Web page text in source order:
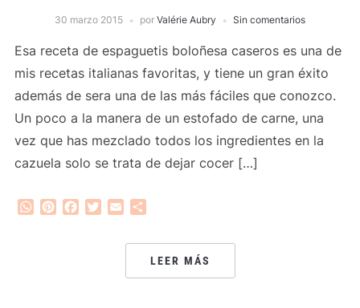
30 marzo 2015 por Valérie Aubry Sin comentarios
Esa receta de espaguetis boloñesa caseros es una de
mis recetas italianas favoritas, y tiene un gran éxito
además de sera una de las más fáciles que conozco.
Un poco a la manera de un estofado de carne, una
vez que has mezclado todos los ingredientes en la
cazuela solo se trata de dejar cocer […]
WhatsApp
PinterestFacebook
Twitter
Email
LEER MÁS